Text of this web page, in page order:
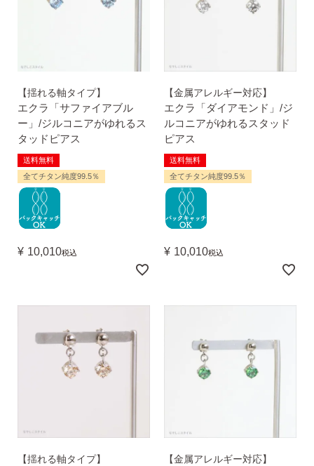
3）
10日間返品保証
チタン純度99.5%、素材に自信あり！もしもお
肌に合わない時にも安心。相談実績約8,000
件！
4）
使いやすい「花型シリコンキャッチ」も５ペ
ア、どーんとプレゼント♪
お支払い
・Amazon Pay
・コンビニ後払
・代金引換
配送・送料
7,000円以上購入で
【揺れる軸タイプ】
エクラ「サファイアブル
ー」/ジルコニアがゆれるス
タッドピアス
送料無料
全てチタン純度99.5％
¥ 10,010税込
【金属アレルギー対応】
エクラ「ダイアモンド」/ジ
ルコニアがゆれるスタッド
ピアス
送料無料
全てチタン純度99.5％
¥ 10,010税込
【揺れる軸タイプ】 【金属アレルギー対応】